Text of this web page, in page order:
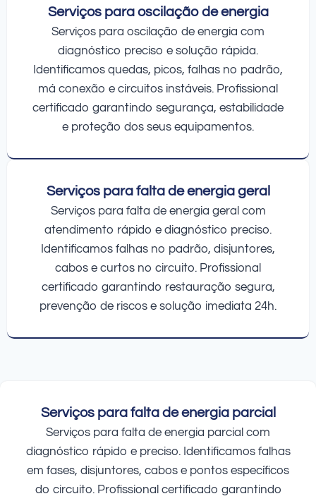
Serviços para oscilação de energia
Serviços para oscilação de energia com
diagnóstico preciso e solução rápida.
Identificamos quedas, picos, falhas no padrão,
má conexão e circuitos instáveis. Profissional
certificado garantindo segurança, estabilidade
e proteção dos seus equipamentos.
Serviços para falta de energia geral
Serviços para falta de energia geral com
atendimento rápido e diagnóstico preciso.
Identificamos falhas no padrão, disjuntores,
cabos e curtos no circuito. Profissional
certificado garantindo restauração segura,
prevenção de riscos e solução imediata 24h.
Serviços para falta de energia parcial
Serviços para falta de energia parcial com
diagnóstico rápido e preciso. Identificamos falhas
em fases, disjuntores, cabos e pontos específicos
do circuito. Profissional certificado garantindo